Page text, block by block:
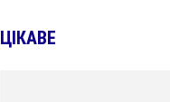
ЦІКАВЕ